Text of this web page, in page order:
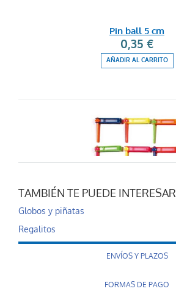
Pin ball 5 cm
0,35 €
AÑADIR AL CARRITO
TAMBIÉN TE PUEDE INTERESAR
Globos y piñatas
Regalitos
ENVÍOS Y PLAZOS
FORMAS DE PAGO